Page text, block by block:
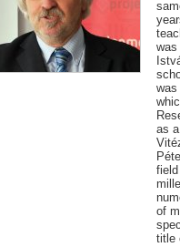
was
as
of
title